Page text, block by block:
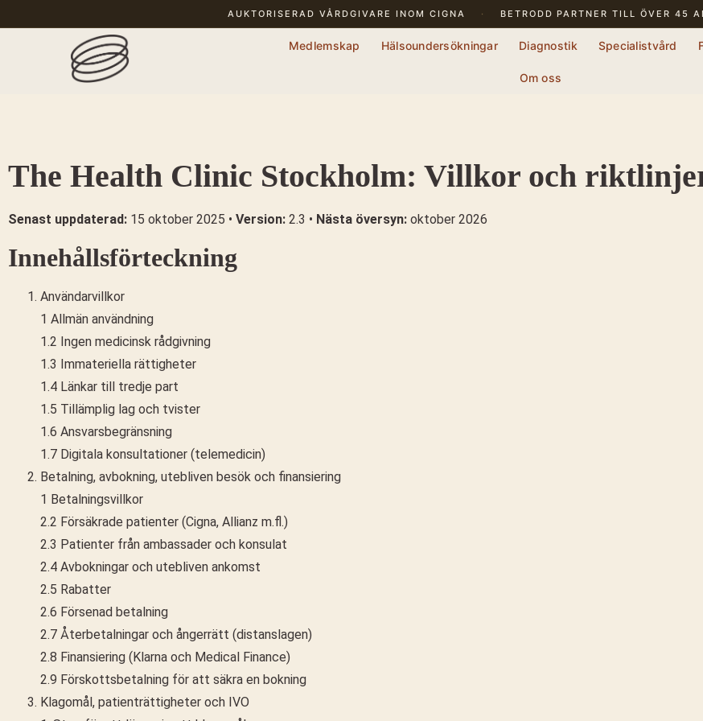
AUKTORISERAD VÅRDGIVARE INOM CIGNA · BETRODD PARTNER TILL ÖVER 45
Medlemskap Diagnostik Specialistvård
Om oss
The Health Clinic Stockholm: Villkor och
Senast uppdaterad: 15 oktober 2025 • Version: 2.3 • Nästa översyn: oktober 2026
Innehållsförteckning
Användarvillkor
1 Allmän användning
1.2 Ingen medicinsk rådgivning
1.3 Immateriella rättigheter
1.4 Länkar till tredje part
1.5 Tillämplig lag och tvister
1.6 Ansvarsbegränsning
1.7 Digitala konsultationer (telemedicin)
Betalning, avbokning, utebliven besök och finansiering
1 Betalningsvillkor
2.2 Försäkrade patienter (Cigna, Allianz m.fl.)
2.3 Patienter från ambassader och konsulat
2.4 Avbokningar och utebliven ankomst
2.5 Rabatter
2.6 Försenad betalning
2.7 Återbetalningar och ångerrätt (distanslagen)
2.8 Finansiering (Klarna och Medical Finance)
2.9 Förskottsbetalning för att säkra en bokning
Klagomål, patienträttigheter och IVO